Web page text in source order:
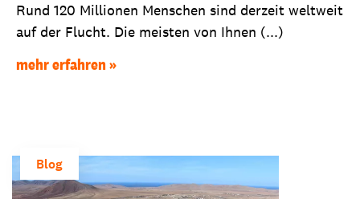
Rund 120 Millionen Menschen sind derzeit weltweit
auf der Flucht. Die meisten von Ihnen (...)
mehr erfahren
Blog